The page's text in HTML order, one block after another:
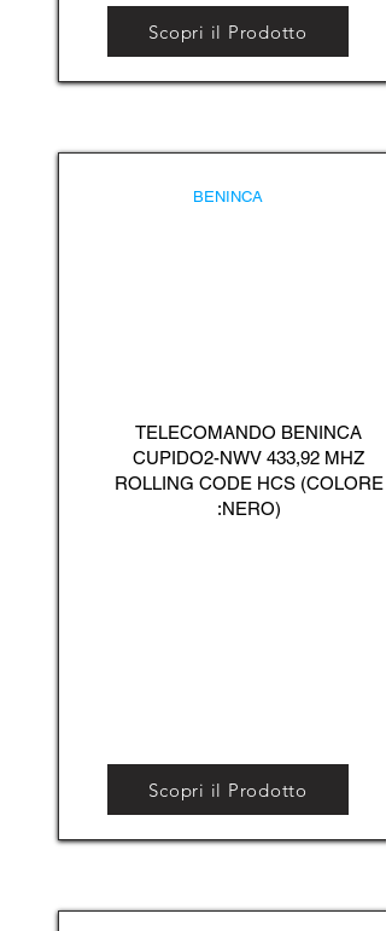
Scopri il Prodotto
BENINCA
TELECOMANDO BENINCA
CUPIDO2-NWV 433,92 MHZ
ROLLING CODE HCS (COLORE
:NERO)
Scopri il Prodotto